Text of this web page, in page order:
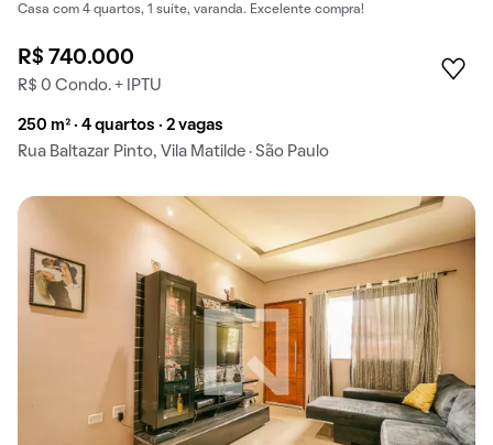
Casa com 4 quartos, 1 suíte, varanda. Excelente compra!
R$ 740.000
R$ 0 Condo. + IPTU
250 m² · 4 quartos · 2 vagas
Rua Baltazar Pinto, Vila Matilde · São Paulo